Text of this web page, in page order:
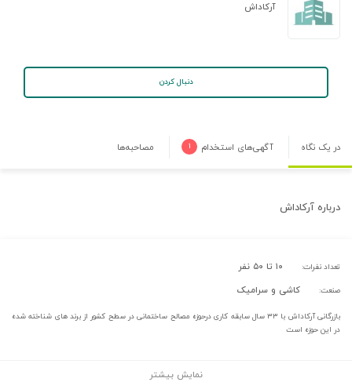
آرکاداش
دنبال کردن
در یک نگاه آگهی‌های استخدام ۱ مصاحبه‌ها
درباره آرکاداش
تعداد نفرات: ۱۰ تا ۵۰ نفر
صنعت: کاشی و سرامیک
بازرگانی آرکاداش با ۳۳ سال سابقه کاری درحوزه مصالح ساختمانی در سطح کشور از برند های شناخته شده
در این حوزه است
نمایش بیشتر